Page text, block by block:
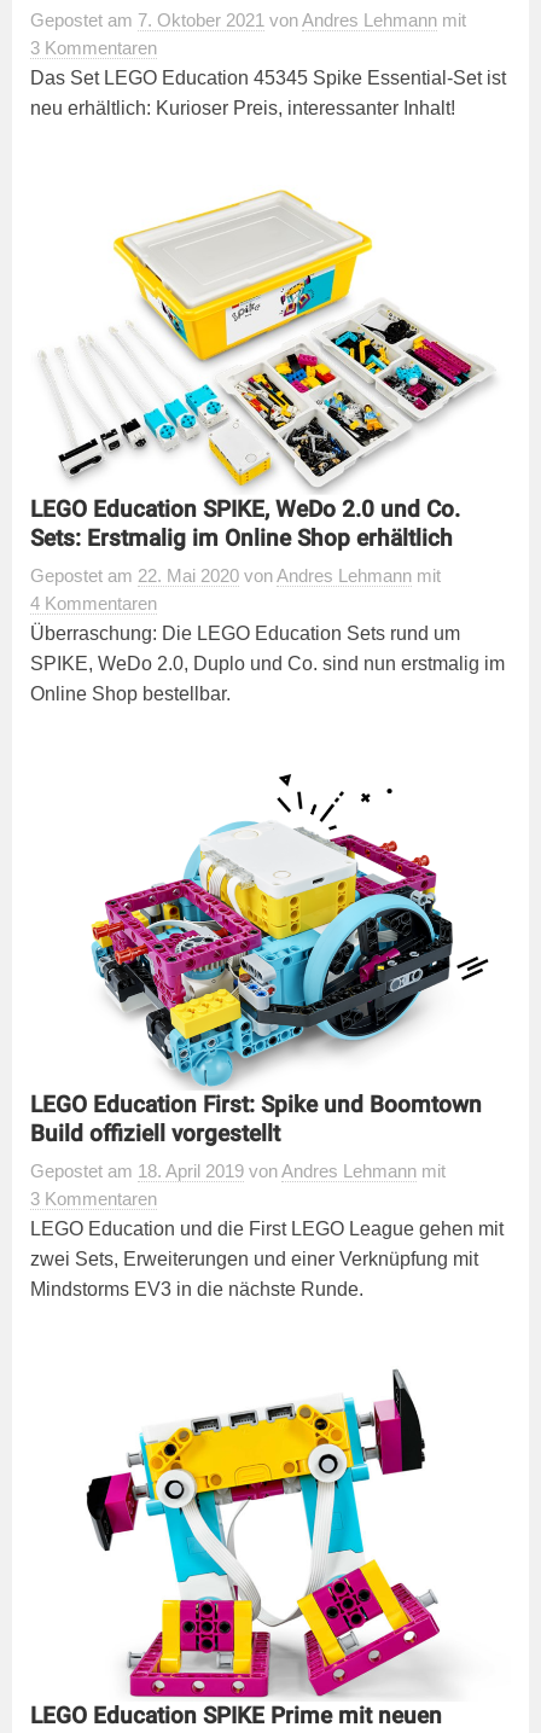
Gepostet am 7. Oktober 2021 vonAndres Lehmann mit
3 Kommentaren
Das Set LEGO Education 45345 Spike Essential-Set ist
neu erhältlich: Kurioser Preis, interessanter Inhalt!
LEGO Education SPIKE, WeDo 2.0 und Co.
Sets: Erstmalig im Online Shop erhältlich
Gepostet am 22. Mai 2020 vonAndres Lehmann mit
4 Kommentaren
Überraschung: Die LEGO Education Sets rund um
SPIKE, WeDo 2.0, Duplo und Co. sind nun erstmalig im
Online Shop bestellbar.
LEGO Education First: Spike und Boomtown
Build offiziell vorgestellt
Gepostet am 18. April 2019 vonAndres Lehmann mit
3 Kommentaren
LEGO Education und die First LEGO League gehen mit
zwei Sets, Erweiterungen und einer Verknüpfung mit
Mindstorms EV3 in die nächste Runde.
LEGO Education SPIKE Prime mit neuen